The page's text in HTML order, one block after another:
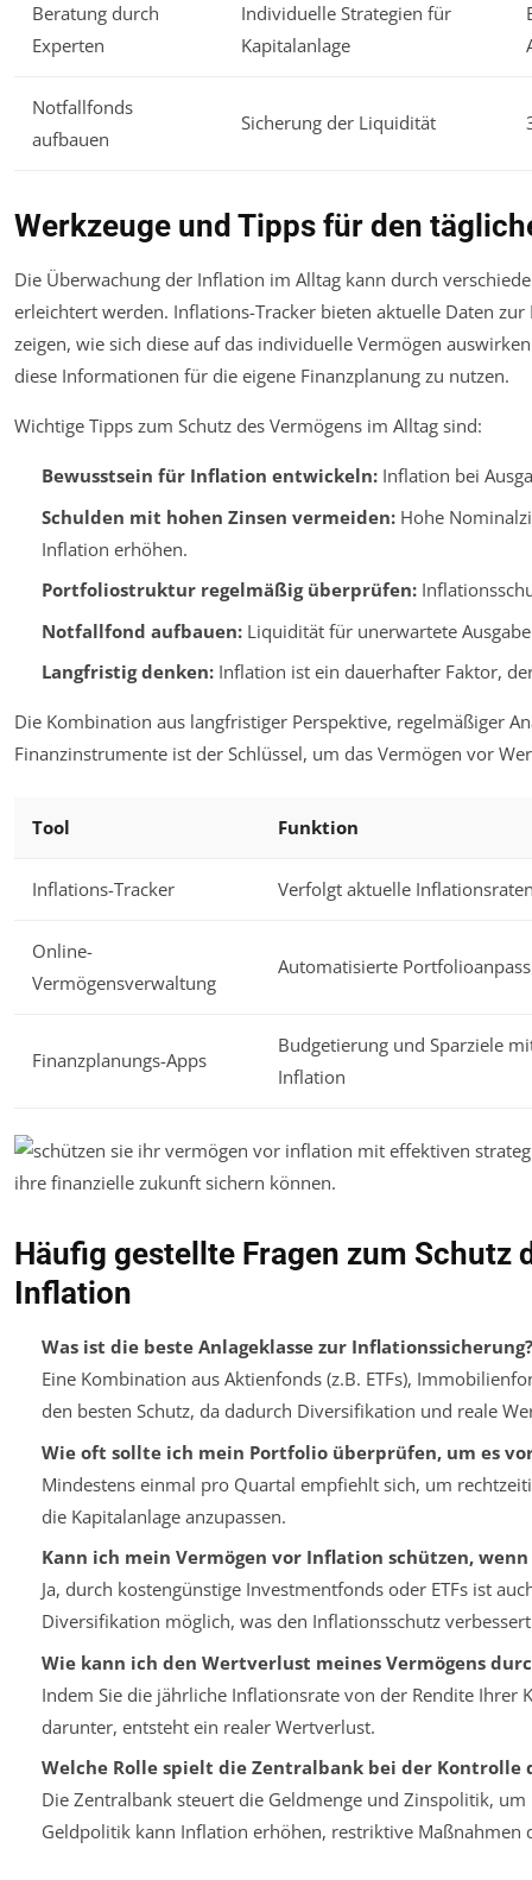
Beratung durch
Experten
Individuelle Strategien für
Kapitalanlage
Notfallfonds
aufbauen
Sicherung der Liquidität
Werkzeuge und Tipps für den
Die Überwachung der Inflation im Alltag kann durch
erleichtert werden. Inflations-Tracker bieten aktuelle Daten
zeigen, wie sich diese auf das individuelle Vermögen
diese Informationen für die eigene Finanzplanung zu nutzen.
Wichtige Tipps zum Schutz des Vermögens im Alltag sind:
Bewusstsein für Inflation entwickeln:Inflation bei
Schulden mit hohen Zinsen vermeiden:Hohe
Inflation erhöhen.
Portfoliostruktur regelmäßig überprüfen:
Notfallfond aufbauen:Liquidität für unerwartete
Langfristig denken:Inflation ist ein dauerhafter Faktor,
Die Kombination aus langfristiger Perspektive, regelmäßiger
Finanzinstrumente ist der Schlüssel, um das Vermögen vor
Tool Funktion
Inflations-Tracker Verfolgt aktuelle
Online-
Vermögensverwaltung
Automatisierte
Finanzplanungs-Apps
Budgetierung und Sparziele
Inflation
Häufig gestellte Fragen zum Schutz
Inflation
Was ist die beste Anlageklasse zur Inflationssicherung?
Eine Kombination aus Aktienfonds (z.B. ETFs),
den besten Schutz, da dadurch Diversifikation und reale
Wie oft sollte ich mein Portfolio überprüfen, um es
Mindestens einmal pro Quartal empfiehlt sich, um
die Kapitalanlage anzupassen.
Kann ich mein Vermögen vor Inflation schützen,
Ja, durch kostengünstige Investmentfonds oder ETFs ist
Diversifikation möglich, was den Inflationsschutz
Wie kann ich den Wertverlust meines Vermögens
Indem Sie die jährliche Inflationsrate von der Rendite Ihrer
darunter, entsteht ein realer Wertverlust.
Welche Rolle spielt die Zentralbank bei der Kontrolle
Die Zentralbank steuert die Geldmenge und Zinspolitik,
Geldpolitik kann Inflation erhöhen, restriktive Maßnahmen